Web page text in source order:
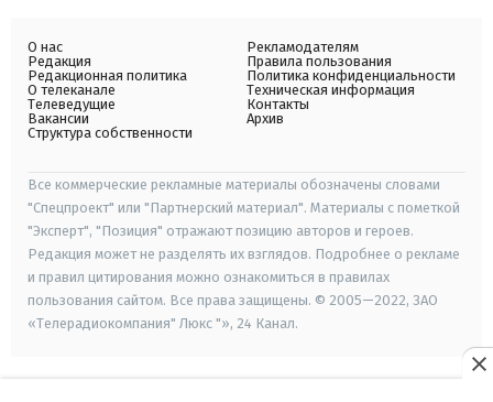
О нас
Редакция
Редакционная политика
О телеканале
Телеведущие
Вакансии
Структура собственности
Рекламодателям
Правила пользования
Политика конфиденциальности
Техническая информация
Контакты
Архив
Все коммерческие рекламные материалы обозначены словами
"Спецпроект" или "Партнерский материал". Материалы с пометкой
"Эксперт", "Позиция" отражают позицию авторов и героев.
Редакция может не разделять их взглядов. Подробнее о рекламе
и правил цитирования можно ознакомиться в правилах
пользования сайтом. Все права защищены. © 2005—2022, ЗАО
«Телерадиокомпания" Люкс "», 24 Канал.